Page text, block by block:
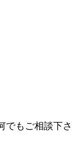
でもご相談下さ